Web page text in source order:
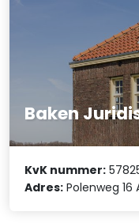
Baken
KvK nummer:
Adres: Polenweg 16